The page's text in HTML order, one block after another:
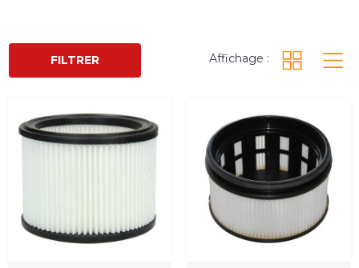
FILTRER Affichage :